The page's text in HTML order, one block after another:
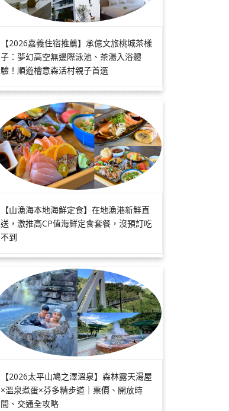
【2026嘉義住宿推薦】承億文旅桃城茶樣
子：夢幻高空無邊際泳池、茶湯入浴體
驗！順遊檜意森活村親子首選
【山漁海本地海鮮定食】在地漁港新鮮直
送，激推高CP值海鮮定食套餐，沒預訂吃
不到
【2026太平山鳩之澤溫泉】森林露天湯屋
×溫泉煮蛋×芬多精步道｜票價、開放時
間、交通全攻略